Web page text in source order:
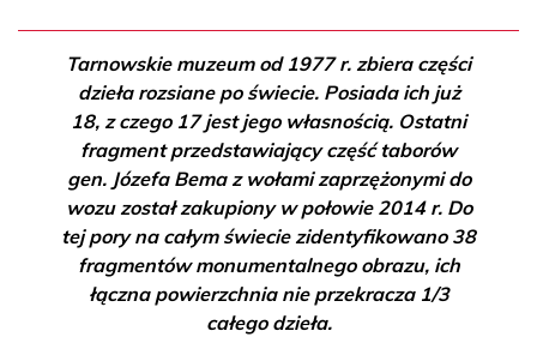
Tarnowskie muzeum od 1977 r. zbiera części
dzieła rozsiane po świecie. Posiada ich już
18, z czego 17 jest jego własnością. Ostatni
fragment przedstawiający część taborów
gen. Józefa Bema z wołami zaprzężonymi do
wozu został zakupiony w połowie 2014 r. Do
tej pory na całym świecie zidentyfikowano 38
fragmentów monumentalnego obrazu, ich
łączna powierzchnia nie przekracza 1/3
całego dzieła.